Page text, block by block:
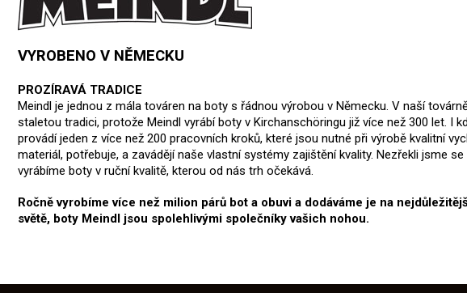
VYROBENO V NĚMECKU
PROZÍRAVÁ TRADICE
Meindl je jednou z mála továren na boty s řádnou výrobou v Německu. V naší
staletou tradici, protože Meindl vyrábí boty v Kirchanschöringu již více než 300 let. I
provádí jeden z více než 200 pracovních kroků, které jsou nutné při výrobě kvalitní
materiál, potřebuje, a zavádějí naše vlastní systémy zajištění kvality. Nezřekli jsme
vyrábíme boty v ruční kvalitě, kterou od nás trh očekává.
Ročně vyrobíme více než milion párů bot a obuvi a dodáváme je na
světě, boty Meindl jsou spolehlivými společníky vašich nohou.